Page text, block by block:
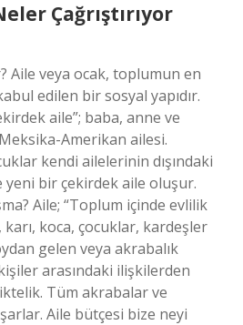
Çağrıştırıyor
Aile veya ocak, toplumun en
edilen bir sosyal yapıdır.
aile”; baba, anne ve
Amerikan ailesi.
kendi ailelerinin dışındaki
yeni bir çekirdek aile oluşur.
Aile; “Toplum içinde evlilik
karı, koca, çocuklar, kardeşler
gelen veya akrabalık
arasındaki ilişkilerden
Tüm akrabalar ve
Aile bütçesi bize neyi